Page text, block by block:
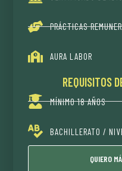
PRÁCTICAS
AURA LABOR
REQUISITOS
MÍNIMO 18 AÑOS
BACHILLERATO /
QUIERO